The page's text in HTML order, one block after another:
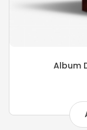
Album